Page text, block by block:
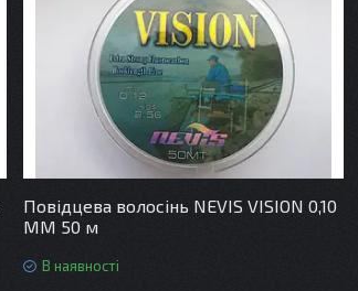
Повідцева волосінь NEVIS VISION 0,10
MM 50 м
В наявності